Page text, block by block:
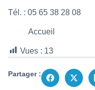
Tél. : 05 65 38 28 08
Accueil
Vues : 13
Partager :